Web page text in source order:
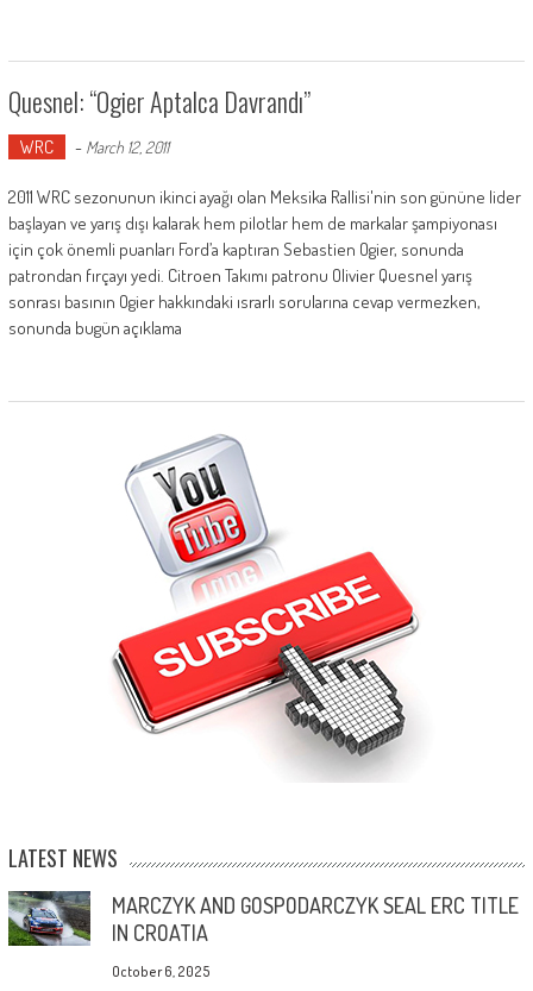
Quesnel: “Ogier Aptalca Davrandı”
WRC - March 12, 2011
2011 WRC sezonunun ikinci ayağı olan Meksika Rallisi'nin son gününe lider
başlayan ve yarış dışı kalarak hem pilotlar hem de markalar şampiyonası
için çok önemli puanları Ford’a kaptıran Sebastien Ogier, sonunda
patrondan fırçayı yedi. Citroen Takımı patronu Olivier Quesnel yarış
sonrası basının Ogier hakkındaki ısrarlı sorularına cevap vermezken,
sonunda bugün açıklama
LATEST NEWS
MARCZYK AND GOSPODARCZYK SEAL ERC TITLE
IN CROATIA
October 6, 2025